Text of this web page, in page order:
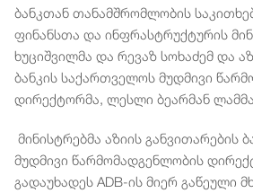
ბანკთან თანამშრომლობის
ფინანსთა და ინფრასტრუქტურის
ხუციშვილმა და რევაზ სოხაძემ და
ბანკის საქართველოს მუდმივი
დირექტორმა, ლესლი ბეარმან ლამმა.
მინისტრებმა აზიის განვითარების
მუდმივი წარმომადგენლობის
გადაუხადეს ADB-ის მიერ გაწეული